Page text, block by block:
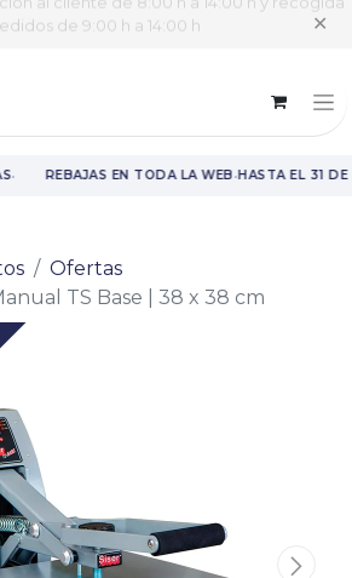
al cliente de 8:00 h a 14:00 h y recogida
de 9:00 h a 14:00 h
✕
· REBAJAS EN TODA LA WEB·HASTA EL 31 DE
Ofertas
TS Base | 38 x 38 cm